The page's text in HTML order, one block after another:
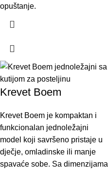
opuštanje.
Krevet Boem
Krevet Boem je kompaktan i
funkcionalan jednoležajni
model koji savršeno pristaje u
dječje, omladinske ili manje
spavaće sobe. Sa dimenzijama